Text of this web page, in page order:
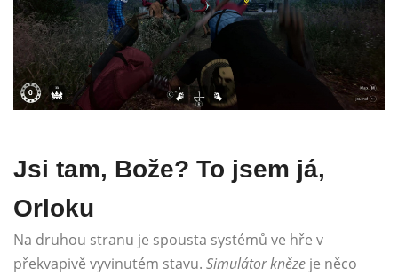
Jsi tam, Bože? To jsem já,
Orloku
Na druhou stranu je spousta systémů ve hře v
překvapivě vyvinutém stavu. Simulátor kněze je něco